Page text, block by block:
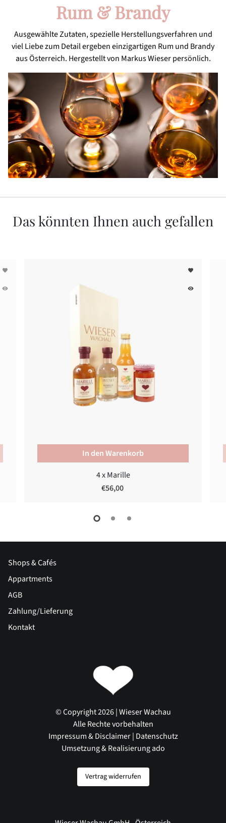
Rum & Brandy
Ausgewählte Zutaten, spezielle Herstellungsverfahren und
viel Liebe zum Detail ergeben einzigartigen Rum und Brandy
aus Österreich. Hergestellt von Markus Wieser persönlich.
Das könnten Ihnen auch gefallen
favorite
remove_red_eye
favorite
remove_red_eye
In den Warenkorb
4 x Marille
€56,00
Shops & Cafés
Appartments
AGB
Zahlung/Lieferung
Kontakt
© Copyright 2026 | Wieser Wachau
Alle Rechte vorbehalten
Impressum & Disclaimer| Datenschutz
Umsetzung & Realisierung ado
Vertrag widerrufen